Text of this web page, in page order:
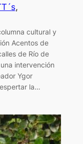
cultural y
Acentos de
de Río de
intervención
Ygor
la…